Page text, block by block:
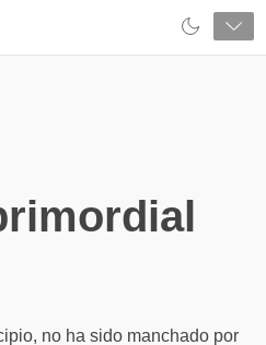
no ha sido manchado por